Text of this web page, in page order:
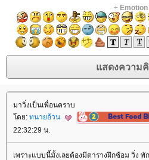
+ Emotion
มาวิ่งเป็นเพื่อนคราบ
ดย: ทนายอ้วน
22:32:29 น.
เพราะแบบนี้มั้งเลยต้องมีตารางฝึกซ้อม วิ่ง พั